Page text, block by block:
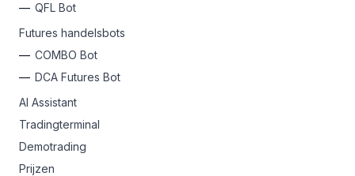
QFL Bot
Futures handelsbots
COMBO Bot
DCA Futures Bot
AI Assistant
Tradingterminal
Demotrading
Prijzen